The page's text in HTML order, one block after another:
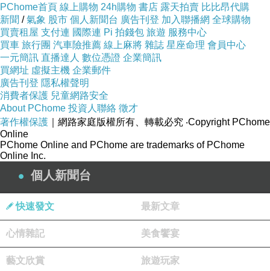
PChome首頁 線上購物 24h購物 書店 露天拍賣 比比昂代購
新聞 /氣象 股市 個人新聞台 廣告刊登 加入聯播網 全球購物
買賣租屋 支付連 國際連 Pi 拍錢包 旅遊 服務中心
買車 旅行團 汽車險推薦 線上麻將 雜誌 星座命理 會員中心
一元簡訊 直播達人 數位憑證 企業簡訊
買網址 虛擬主機 企業郵件
廣告刊登 隱私權聲明
消費者保護 兒童網路安全
About PChome 投資人聯絡 徵才
著作權保護 ｜網路家庭版權所有、轉載必究 ‧Copyright PChome
Online
PChome Online and PChome are trademarks of PChome
Online Inc.
個人新聞台
快速發文 最新文章
心情雜記 美食饗宴
藝文欣賞 旅遊玩家